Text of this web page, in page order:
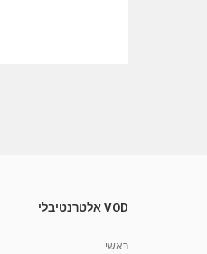
VOD אלטרנטיבלי
ראשי